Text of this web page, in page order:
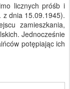
licznych próśb i
z dnia 15.09.1945).
zamieszkania,
Jednocześnie
potępiając ich